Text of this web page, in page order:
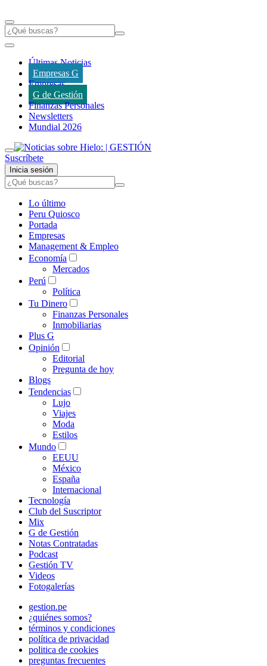
Últimas Noticias
Empresas G
Empresas
G de Gestión
Finanzas Personales
Newsletters
Mundial 2026
Suscríbete
Inicia sesión
Lo último
Peru Quiosco
Portada
Empresas
Management & Empleo
Economía
Mercados
Perú
Política
Tu Dinero
Finanzas Personales
Inmobiliarias
Plus G
Opinión
Editorial
Pregunta de hoy
Blogs
Tendencias
Lujo
Viajes
Moda
Estilos
Mundo
EEUU
México
España
Internacional
Tecnología
Club del Suscriptor
Mix
G de Gestión
Notas Contratadas
Podcast
Gestión TV
Videos
Fotogalerías
gestion.pe
¿quiénes somos?
términos y condiciones
política de privacidad
politica de cookies
preguntas frecuentes